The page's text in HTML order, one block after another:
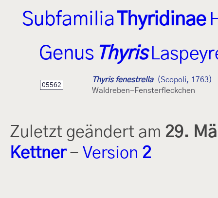
Subfamilia Thyridinae
Genus Thyris
05562
Thyris fenestrella
(Scopoli, 1763)
Waldreben-Fensterfleckchen
Zuletzt geändert am 29.
Kettner- Version 2